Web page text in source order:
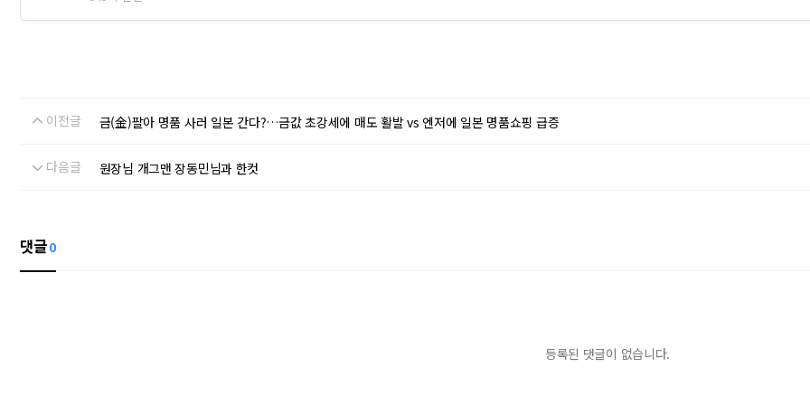
이전글 금(金)팔아 명품 사러 일본 간다?…금값 초강세에 매도 활발 vs 엔저에 일본 명품쇼핑 급증
다음글 원장님 개그맨 장동민님과 한컷
댓글0
등록된 댓글이 없습니다.